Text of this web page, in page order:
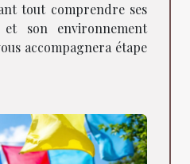
tout comprendre ses
et son environnement
accompagnera étape